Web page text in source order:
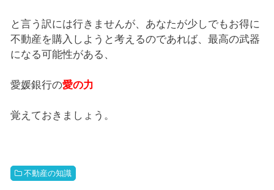
と言う訳には行きませんが、あなたが少しでもお得に
不動産を購入しようと考えるのであれば、最高の武器
になる可能性がある、
愛媛銀行の愛の力
覚えておきましょう。
不動産の知識